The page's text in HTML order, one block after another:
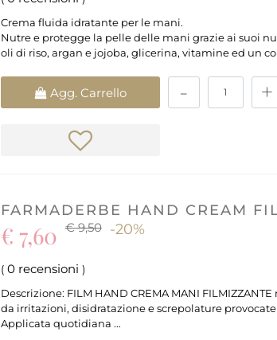
Crema fluida idratante per le mani.
Nutre e protegge la pelle delle mani grazie ai suoi
oli di riso, argan e jojoba, glicerina, vitamine ed un
Agg. Carrello
FARMADERBE HAND CREAM
€ 9,50 -20%
€ 7,60
( 0 recensioni )
Descrizione: FILM HAND CREMA MANI
da irritazioni, disidratazione e screpolature
Applicata quotidiana ...